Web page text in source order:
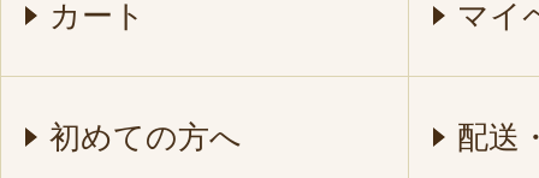
カート マイ
初めての方へ 配送